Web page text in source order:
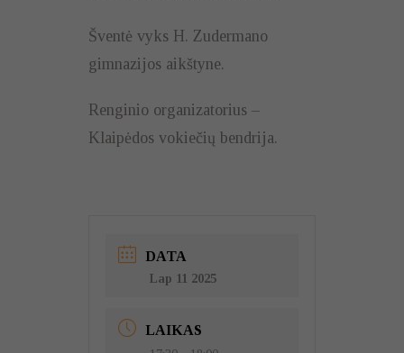
Šventė vyks H. Zudermano
gimnazijos aikštyne.
Renginio organizatorius –
Klaipėdos vokiečių bendrija.
DATA
Lap 11 2025
LAIKAS